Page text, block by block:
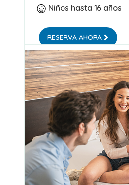
Niños hasta 16 años
RESERVA AHORA